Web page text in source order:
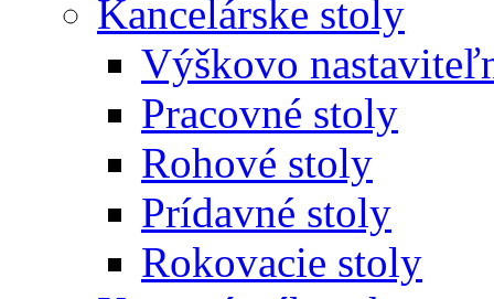
Kancelárske stoly
Výškovo
Pracovné stoly
Rohové stoly
Prídavné stoly
Rokovacie stoly